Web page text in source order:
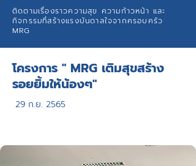
ติดตามเรื่องราวความสุข ความก้าวหน้า และ
กิจกรรมที่สร้างแรงบันดาลใจจากครอบครัว
MRG
โครงการ " MRG เติมสุขสร้าง
รอยยิ้มให้น้องๆ"
29 ก.ย. 2565